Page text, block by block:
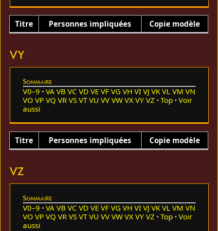
Titre Personnes impliquées Copie modèle
VY
Sommaire
V0–9 VA VB VC VD VE VF VG VH VI VJ VK VL VM VN
VO VP VQ VR VS VT VU VV VW VX VY VZ Top
Voir
aussi
Titre Personnes impliquées Copie modèle
VZ
Sommaire
V0–9 VA VB VC VD VE VF VG VH VI VJ VK VL VM VN
VO VP VQ VR VS VT VU VV VW VX VY VZ Top
Voir
aussi